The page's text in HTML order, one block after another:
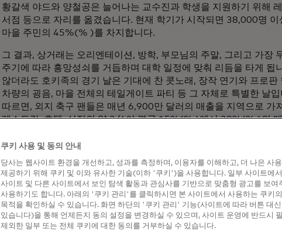
황갈색 야드와 양철공은 늘어나는 교수진과 학생을 지원하기 위해
서점 등으로 자리를 옮겼습니다. 현재 학기가 시작되면 38,000명 이
마을 주민의 45%(% )를 차지합니다.
그 결과, 상거래는 오리엔테이션, 방학, 부모님의 주말, 그리고 가장
주기에 따라 흥망성쇠를 거듭하며 대학 일정에 맞춰 리듬을 타게 됩
않더라도 호키족의 경기 날은 기대에 찬 콧노래, 장작 연기와 프로판
차량의 굉음, 마을 전체의 테일게이트 파티 등 그 자체로 특별한 날
따르면, 외지 축구 팬들은 매년 6,900만 달러의 매출을 지역으로 가
레스토랑, 호텔, 상점의 약 3/4이 평균 15%(% )에서 30%(% )의
하지만 블랙스버그의 기업가들은 높은 임대료, 주차에 대한 불만, 마
익숙한 고객층이 점점 더 분산되는 등 전국의 다른 지역과 동일한
지역 경제가 발전함에 따라 더 빠르고 안전한 결제, 강력한 데이터
제공하는 디지털 결제의 성장 덕분에 소매업체의 툴박스도 함께 발
성장하는 디지털 경제의 잠재력을 실현할 수 있도록 마스터카드는
5천만 개 이상의 중소기업이 카드 결제를 받을 수 있도록 지원하기
목표를 달성했습니다.
쿠키 사용 및 동의 안내
당사는 웹사이트 환경을 개선하고, 성과를 측정하며, 이용자를 이해하고, 더 나은 사
제공하기 위해 쿠키 및 이와 유사한 기술(이하 '쿠키')을 사용합니다. 일부 사이트에
사이트 및 다른 사이트에서 보인 탐색 활동과 관심사를 기반으로 맞춤형 광고를 보여
사용하기도 합니다. 아래의 '쿠키 관리'를 클릭하시면 본 사이트에서 사용하는 쿠키
목적을 확인하실 수 있습니다. 화면 하단의 '쿠키 관리' 기능(사이트에 따라 버튼 대
있습니다)을 통해 언제든지 동의 설정을 변경하실 수 있으며, 사이트 운영에 반드시
제외한 일부 또는 전체 쿠키에 대한 동의를 거부하실 수 있습니다.